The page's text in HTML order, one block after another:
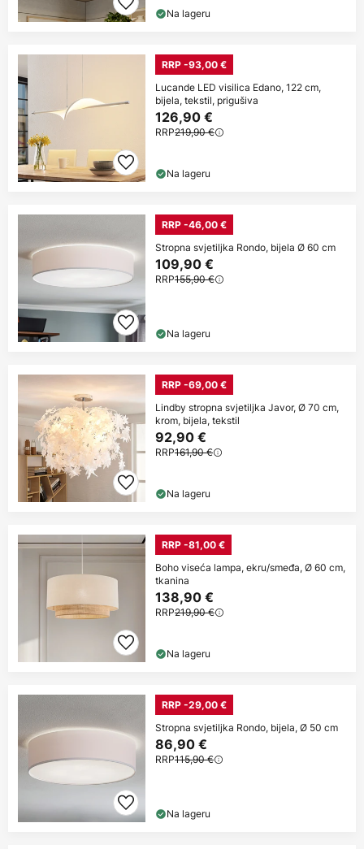
Na lageru
RRP -93,00 €
Lucande LED visilica Edano, 122 cm,
bijela, tekstil, prigušiva
126,90 €
RRP219,90 €
Na lageru
RRP -46,00 €
Stropna svjetiljka Rondo, bijela Ø 60 cm
109,90 €
RRP155,90 €
Na lageru
RRP -69,00 €
Lindby stropna svjetiljka Javor, Ø 70 cm,
krom, bijela, tekstil
92,90 €
RRP161,90 €
Na lageru
RRP -81,00 €
Boho viseća lampa, ekru/smeđa, Ø 60 cm,
tkanina
138,90 €
RRP219,90 €
Na lageru
RRP -29,00 €
Stropna svjetiljka Rondo, bijela, Ø 50 cm
86,90 €
RRP115,90 €
Na lageru